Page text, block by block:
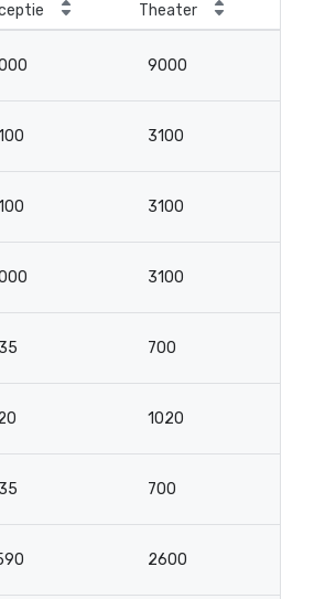
Theater
9000
3100
3100
3100
700
1020
700
2600